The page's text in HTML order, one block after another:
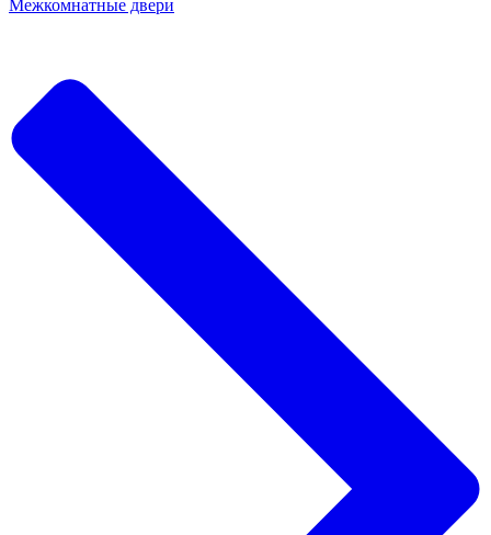
Межкомнатные двери